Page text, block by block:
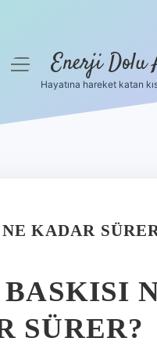
menüyüEnerji Dolu
Hayatına hareket katan
KADAR
SÜRER?